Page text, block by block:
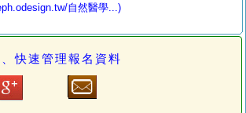
自然醫學...)
快速管理報名資料